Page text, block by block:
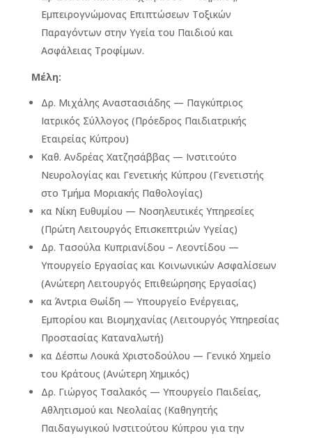
Εμπειρογνώμονας Επιπτώσεων Τοξικών
Παραγόντων στην Υγεία του Παιδιού και
Ασφάλειας Τροφίμων.
Μέλη:
Δρ. Μιχάλης Αναστασιάδης — Παγκύπριος
Ιατρικός Σύλλογος (Πρόεδρος Παιδιατρικής
Εταιρείας Κύπρου)
Καθ. Ανδρέας Χατζησάββας — Ινστιτούτο
Νευρολογίας και Γενετικής Κύπρου (Γενετιστής
στο Τμήμα Μοριακής Παθολογίας)
κα Νίκη Ευθυμίου — Νοσηλευτικές Υπηρεσίες
(Πρώτη Λειτουργός Επισκεπτριών Υγείας)
Δρ. Τασούλα Κυπριανίδου – Λεοντίδου —
Υπουργείο Εργασίας και Κοινωνικών Ασφαλίσεων
(Ανώτερη Λειτουργός Επιθεώρησης Εργασίας)
κα Άντρια Θωίδη — Υπουργείο Ενέργειας,
Εμπορίου και Βιομηχανίας (Λειτουργός Υπηρεσίας
Προστασίας Καταναλωτή)
κα Δέσπω Λουκά Χριστοδούλου — Γενικό Χημείο
του Κράτους (Ανώτερη Χημικός)
Δρ. Γιώργος Τσαλακός — Υπουργείο Παιδείας,
Αθλητισμού και Νεολαίας (Καθηγητής
Παιδαγωγικού Ινστιτούτου Κύπρου για την